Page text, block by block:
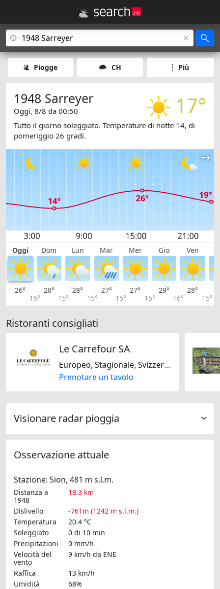
Piogge CH Più
17°
1948 Sarreyer
Oggi, 8/8 da 00:50
Tutto il giorno soleggiato. Temperature di notte 14, di
pomeriggio 26 gradi.
Oggi Dom Lun Mar Mer Gio Ven
26°
16°
28°
15°
28°
15°
27°
15°
27°
15°
29°
16°
28°
15°
Ristoranti consigliati
Le Carrefour SA
Europeo, Stagionale, Svizzera, Senza glutine
Prenotare un tavolo
Visionare radar pioggia
Osservazione attuale
Stazione: Sion, 481 m s.l.m.
Distanza a
1948
18.3 km
Dislivello
-761m (1242 m s.l.m.)
Temperatura
20.4 °C
Soleggiato
0 di 10 min
Precipitazioni
0 mm/h
Velocità del
vento
9 km/h da ENE
Raffica
13 km/h
Umidità
68%